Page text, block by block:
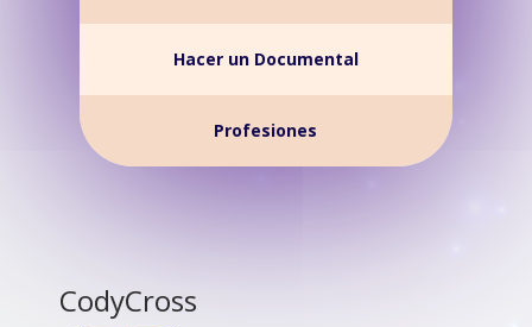
Hacer un Documental
Profesiones
CodyCross